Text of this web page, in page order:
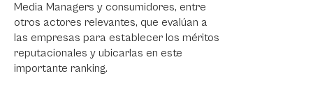
Media Managers y consumidores, entre
otros actores relevantes, que evalúan a
las empresas para establecer los méritos
reputacionales y ubicarlas en este
importante ranking.